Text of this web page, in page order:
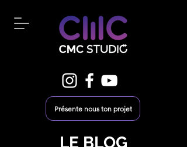
Présente nous ton projet
LE BLOG